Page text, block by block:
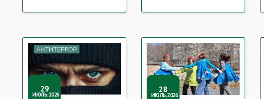
29
ИЮЛЬ,2026
28
ИЮЛЬ,2026